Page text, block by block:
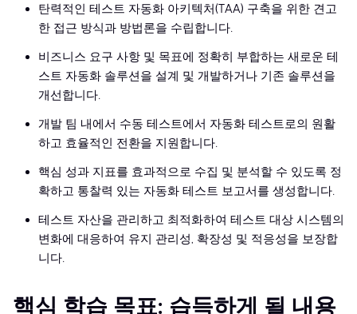
탄력적인 테스트 자동화 아키텍처(TAA) 구축을 위한 견고
한 접근 방식과 방법론을 수립합니다.
비즈니스 요구 사항 및 목표에 정확히 부합하는 새로운 테
스트 자동화 솔루션을 설계 및 개발하거나 기존 솔루션을
개선합니다.
개발 팀 내에서 수동 테스트에서 자동화 테스트로의 원활
하고 효율적인 전환을 지원합니다.
핵심 성과 지표를 효과적으로 수집 및 분석할 수 있도록 정
확하고 통찰력 있는 자동화 테스트 보고서를 생성합니다.
테스트 자산을 관리하고 최적화하여 테스트 대상 시스템의
변화에 대응하여 유지 관리성, 확장성 및 적응성을 보장합
니다.
핵심 학습 목표: 습득하게 될 내용